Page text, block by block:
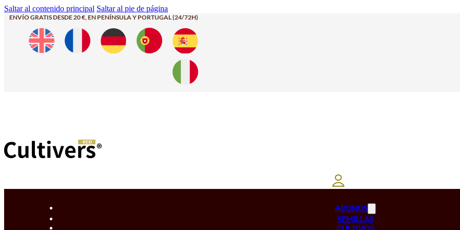
Saltar al contenido principal Saltar al pie de página
ENVÍO GRATIS DESDE 20 €, EN PENÍNSULA Y PORTUGAL (24/72H)
ABONOS
SEMILLAS
CULTIVOS